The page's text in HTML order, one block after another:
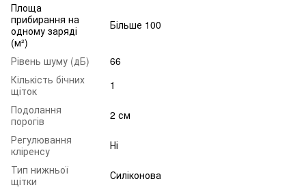
Площа
прибирання на
одному заряді
(м²)
Більше 100
Рівень шуму (дБ)
66
Кількість бічних
щіток
1
Подолання
порогів
2 см
Регулювання
кліренсу
Ні
Тип нижньої
щітки
Силіконова